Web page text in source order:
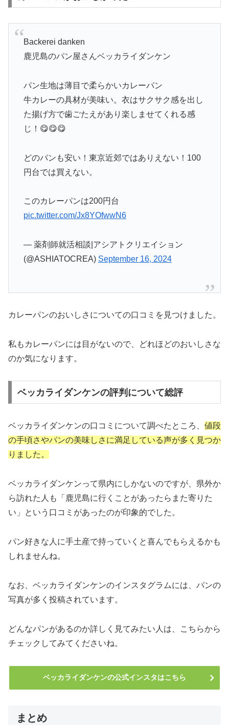
Backerei danken
鹿児島のパン屋さんベッカライダンケン
パン生地は薄目で柔らかいカレーパン
牛カレーの具材が美味い。衣はサクサク感を出し
た揚げ方で歯ごたえがあり楽しませてくれる感
じ！😋😋😋
どのパンも安い！東京近郊ではありえない！100
円台では買えない。
このカレーパンは200円台
pic.twitter.com/Jx8YOfwwN6
— 薬剤師就活相談|アシアトクリエイション
(@ASHIATOCREA) September 16, 2024
カレーパンのおいしさについての口コミを見つけました。
私もカレーパンには目がないので、どれほどのおいしさな
のか気になります。
ベッカライダンケンの評判について総評
ベッカライダンケンの口コミについて調べたところ、 値段
の手頃さやパンの美味しさに満足している声が多く見つか
りました。
ベッカライダンケンって県内にしかないのですが、県外か
ら訪れた人も「鹿児島に行くことがあったらまた寄りた
い」という口コミがあったのが印象的でした。
パン好きな人に手土産で持っていくと喜んでもらえるかも
しれませんね。
なお、ベッカライダンケンのインスタグラムには、パンの
写真が多く投稿されています。
どんなパンがあるのか詳しく見てみたい人は、こちらから
チェックしてみてくださいね。
ベッカライダンケンの公式インスタはこちら
まとめ